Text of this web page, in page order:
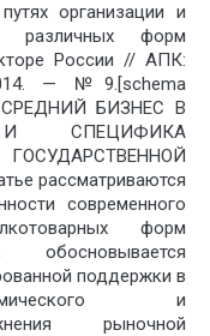
организации и
различных форм
России // АПК:
— №9.[schema
СРЕДНИЙ БИЗНЕС В
СПЕЦИФИКА
рассматриваются
современного
форм
поддержки в
и
рыночной